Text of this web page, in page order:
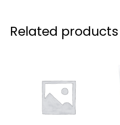
Related products